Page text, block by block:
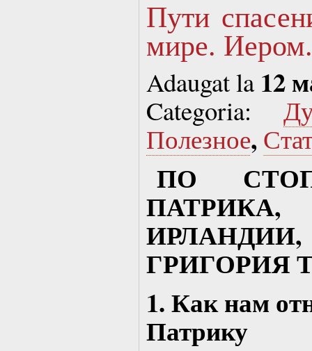
Пути
мире.
Adaugat la 12
Categoria:
Полезное,
ПО
ПАТРИКА,
ГРИГОРИЯ
1. Как нам
Патрику